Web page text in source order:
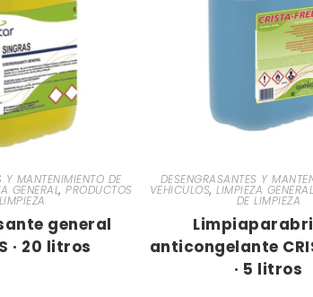
Y MANTENIMIENTO DE
GENERAL,PRODUCTOS
general
· 20 litros
DESENGRASANTES Y
VEHICULOS,LIMPIEZA
DE LIMPIEZA
anticongelante
· 5 litros